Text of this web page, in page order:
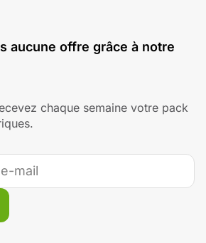
aucune offre grâce à notre
chaque semaine votre pack